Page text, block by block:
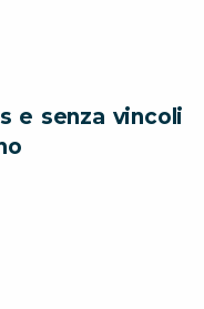
e senza vincoli